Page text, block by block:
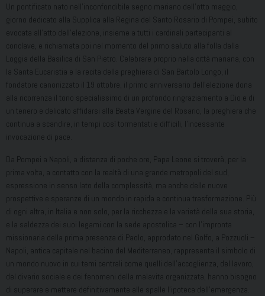
Un pontificato nato nell’inconfondibile segno mariano dell’otto maggio,
giorno dedicato alla Supplica alla Regina del Santo Rosario di Pompei, subito
evocata all’atto dell’elezione, insieme a tutti i cardinali partecipanti al
conclave, e richiamata poi nel momento del primo saluto alla folla dalla
Loggia della Basilica di San Pietro. Celebrare proprio nella città mariana, con
la Santa Eucaristia e la recita della preghiera di San Bartolo Longo, il
fondatore canonizzato il 19 ottobre, il primo anniversario dell’elezione dona
alla ricorrenza il tono specialissimo di un profondo ringraziamento a Dio e di
un tenero e delicato affidarsi alla Beata Vergine del Rosario, la preghiera che
continua a scandire, in tempi così tormentati e difficili, l’incessante
invocazione di pace.
Da Pompei a Napoli, a distanza di poche ore, Papa Leone si troverà, per la
prima volta, a contatto con la realtà di una grande metropoli del sud,
espressione in senso lato della complessità, ma anche delle nuove
prospettive e speranze di un mondo in rapida e continua trasformazione. Più
di ogni altra, in Italia e non solo, per la ricchezza e la varietà della sua storia,
e la saldezza dei suoi legami con la sede apostolica – con l’impronta
missionaria della prima presenza di Paolo, approdato nel Golfo, a Pozzuoli –
Napoli, antica capitale nel bacino del Mediterraneo, rappresenta il simbolo di
un mondo nuovo in cui temi centrali come quelli dell’accoglienza, del lavoro,
del divario sociale e dei fenomeni della malavita organizzata, hanno bisogno
di superare e mettere definitivamente alle spalle l’ipoteca dell’emergenza.